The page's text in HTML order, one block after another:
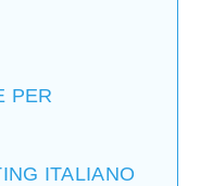
PER
ITALIANO